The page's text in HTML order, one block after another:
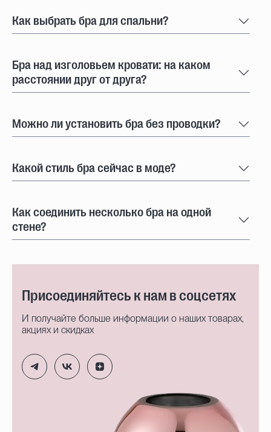
Как выбрать бра для спальни?
Бра над изголовьем кровати: на каком
расстоянии друг от друга?
Можно ли установить бра без проводки?
Какой стиль бра сейчас в моде?
Как соединить несколько бра на одной
стене?
Присоединяйтесь к нам в соцсетях
И получайте больше информации о наших товарах,
акциях и скидках